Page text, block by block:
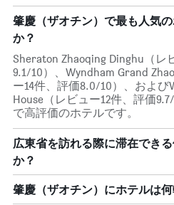
客
室
の
平
均
料
金
を
表
し
て
い
ま
す
い
ま
す。
の
Y
軸
1
本
は、
過
去
日
間
肇慶（ザオチン）で最も人気
か？
Sheraton Zhaoqing Dinghu（レ
9.1/10）、Wyndham Grand
ー14件、評価8.0/10）、および
House（レビュー12件、評価
で高評価のホテルです。
広東省を訪れる際に滞在でき
か？
肇慶（ザオチン）にホテルは